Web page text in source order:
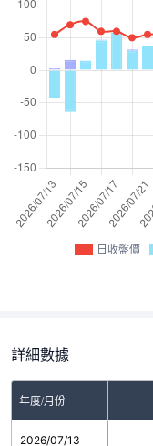
日收盤價
詳細數據
年度/月份
2026/07/13